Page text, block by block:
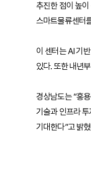
추진한 점이 높
스마트물류센터
이 센터는 AI 기
있다. 또한 내년
경상남도는 “홍
기술과 인프라
기대한다”고 밝